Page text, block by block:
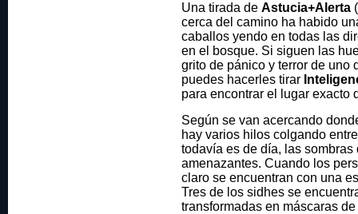
Una tirada de Astucia+Alerta
cerca del camino ha habido
caballos yendo en todas las
en el bosque. Si siguen las
grito de pánico y terror de uno
puedes hacerles tirar
para encontrar el lugar exacto
Según se van acercando
hay varios hilos colgando
todavía es de día, las
amenazantes. Cuando los
claro se encuentran con una
Tres de los sidhes se
transformadas en máscaras